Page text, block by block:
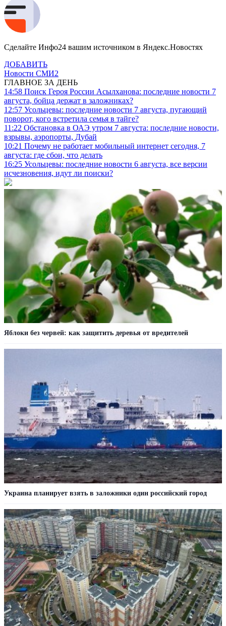
Сделайте Инфо24 вашим источником в Яндекс.Новостях
ДОБАВИТЬ
Новости СМИ2
ГЛАВНОЕ ЗА ДЕНЬ
14:58 Поиск Героя России Асылханова: последние новости 7
августа, бойца держат в заложниках?
12:57 Усольцевы: последние новости 7 августа, пугающий
поворот, кого встретила семья в тайге?
11:22 Обстановка в ОАЭ утром 7 августа: последние новости,
взрывы, аэропорты, Дубай
10:21 Почему не работает мобильный интернет сегодня, 7
августа: где сбои, что делать
16:25 Усольцевы: последние новости 6 августа, все версии
исчезновения, идут ли поиски?
Яблоки без червей: как защитить деревья от вредителей
Украина планирует взять в заложники один российский город